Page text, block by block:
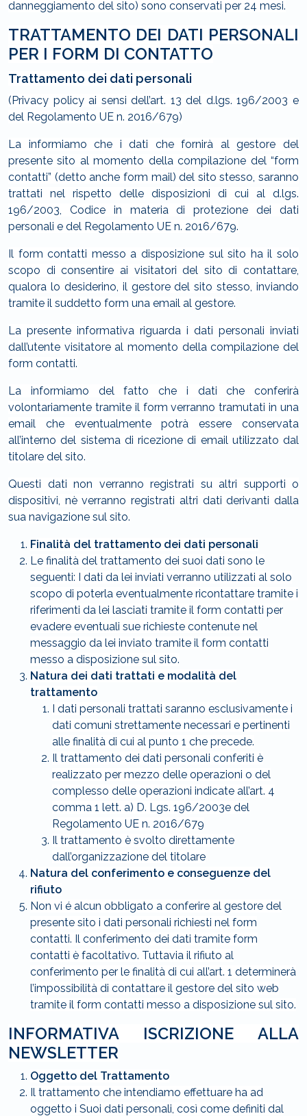
danneggiamento del sito) sono conservati per 24 mesi.
TRATTAMENTO DEI DATI PERSONALI
PER I FORM DI CONTATTO
Trattamento dei dati personali
(Privacy policy ai sensi dell’art. 13 del d.lgs. 196/2003 e
del Regolamento UE n. 2016/679)
La informiamo che i dati che fornirà al gestore del
presente sito al momento della compilazione del “form
contatti” (detto anche form mail) del sito stesso, saranno
trattati nel rispetto delle disposizioni di cui al d.lgs.
196/2003, Codice in materia di protezione dei dati
personali e del Regolamento UE n. 2016/679.
Il form contatti messo a disposizione sul sito ha il solo
scopo di consentire ai visitatori del sito di contattare,
qualora lo desiderino, il gestore del sito stesso, inviando
tramite il suddetto form una email al gestore.
La presente informativa riguarda i dati personali inviati
dall’utente visitatore al momento della compilazione del
form contatti.
La informiamo del fatto che i dati che conferirà
volontariamente tramite il form verranno tramutati in una
email che eventualmente potrà essere conservata
all’interno del sistema di ricezione di email utilizzato dal
titolare del sito.
Questi dati non verranno registrati su altri supporti o
dispositivi, nè verranno registrati altri dati derivanti dalla
sua navigazione sul sito.
Finalità del trattamento dei dati personali
Le finalità del trattamento dei suoi dati sono le
seguenti: I dati da lei inviati verranno utilizzati al solo
scopo di poterla eventualmente ricontattare tramite i
riferimenti da lei lasciati tramite il form contatti per
evadere eventuali sue richieste contenute nel
messaggio da lei inviato tramite il form contatti
messo a disposizione sul sito.
Natura dei dati trattati e modalità del
trattamento
I dati personali trattati saranno esclusivamente i
dati comuni strettamente necessari e pertinenti
alle finalità di cui al punto 1 che precede.
Il trattamento dei dati personali conferiti è
realizzato per mezzo delle operazioni o del
complesso delle operazioni indicate all’art. 4
comma 1 lett. a) D. Lgs. 196/2003e del
Regolamento UE n. 2016/679
Il trattamento è svolto direttamente
dall’organizzazione del titolare
Natura del conferimento e conseguenze del
rifiuto
Non vi é alcun obbligato a conferire al gestore del
presente sito i dati personali richiesti nel form
contatti. Il conferimento dei dati tramite form
contatti è facoltativo. Tuttavia il rifiuto al
conferimento per le finalità di cui all’art. 1 determinerà
l’impossibilità di contattare il gestore del sito web
tramite il form contatti messo a disposizione sul sito.
INFORMATIVA ISCRIZIONE ALLA
NEWSLETTER
Oggetto del Trattamento
Il trattamento che intendiamo effettuare ha ad
oggetto i Suoi dati personali, così come definiti dal